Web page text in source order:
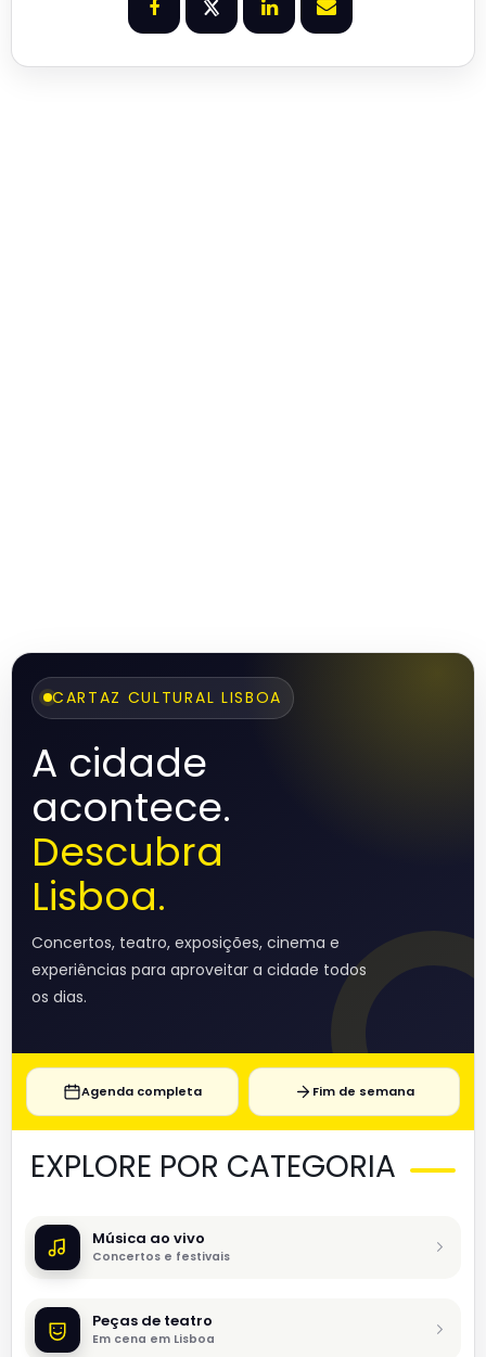
CARTAZ CULTURAL LISBOA
A cidade
acontece.
Descubra
Lisboa.
Concertos, teatro, exposições, cinema e
experiências para aproveitar a cidade todos
os dias.
Agenda completa Fim de semana
EXPLORE POR CATEGORIA
Música ao vivo
Concertos e festivais
Peças de teatro
Em cena em Lisboa